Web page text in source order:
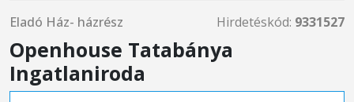
Eladó Ház- házrész Hirdetéskód: 9331527
Openhouse Tatabánya
Ingatlaniroda